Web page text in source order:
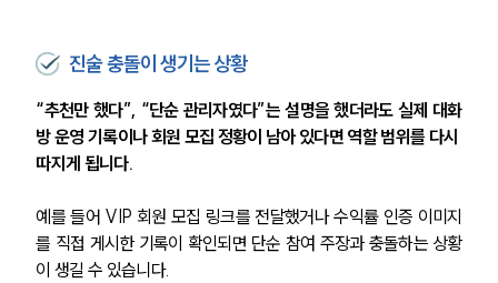
진술 충돌이 생기는 상황
“추천만 했다”, “단순 관리자였다”는 설명을 했더라도 실제 대화
방 운영 기록이나 회원 모집 정황이 남아 있다면 역할 범위를 다시
따지게 됩니다.
예를 들어 VIP 회원 모집 링크를 전달했거나 수익률 인증 이미지
를 직접 게시한 기록이 확인되면 단순 참여 주장과 충돌하는 상황
이 생길 수 있습니다.